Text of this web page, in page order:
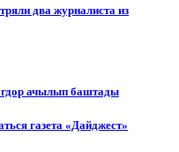
два журналиста из
ачылып баштады
газета «Дайджест»